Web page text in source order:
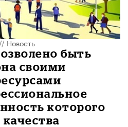
Новость
быть
своими
которого